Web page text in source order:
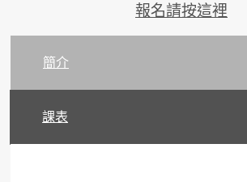
報名請按這裡
簡介
課表